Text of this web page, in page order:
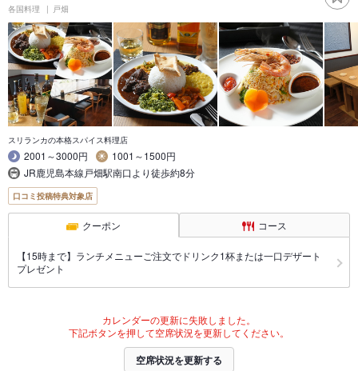
各国料理 戸畑
スリランカの本格スパイス料理店
2001～3000円
1001～1500円
JR鹿児島本線戸畑駅南口より徒歩約8分
口コミ投稿特典対象店
クーポン コース
【15時まで】ランチメニューご注文でドリンク1杯または一口デザート
プレゼント
カレンダーの更新に失敗しました。
下記ボタンを押して空席状況を更新してください。
空席状況を更新する